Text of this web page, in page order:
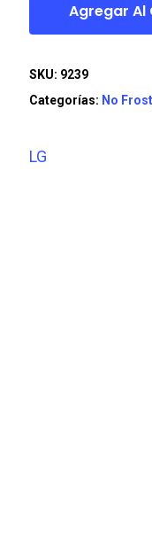
Agregar Al
SKU: 9239
Categorías: No Frost
LG